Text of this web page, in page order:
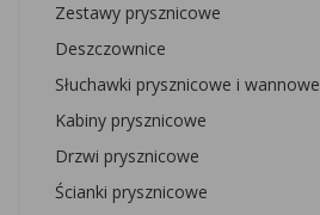
Zestawy prysznicowe
Deszczownice
Słuchawki prysznicowe i wannowe
Kabiny prysznicowe
Drzwi prysznicowe
Ścianki prysznicowe